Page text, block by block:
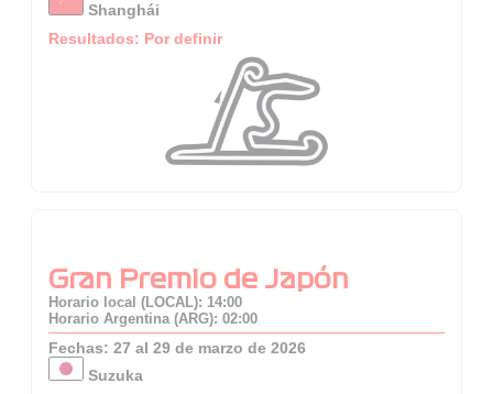
Shanghái
Resultados: Por definir
Gran Premio de Japón
Horario local (LOCAL): 14:00
Horario Argentina (ARG): 02:00
Fechas: 27 al 29 de marzo de 2026
Suzuka